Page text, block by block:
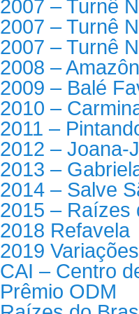
2007 – Turnê
2007 – Turnê
2007 – Turnê
2008 –
2009 – Balé
2010 –
2011 –
2012 – Joana-
2013 –
2014 – Salve
2015 – Raízes
2018 Refavela
2019
CAI – Centro
Prêmio ODM